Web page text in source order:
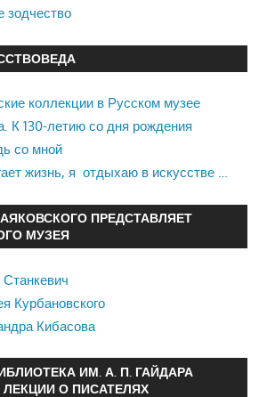
зодчество
коллекции в Русском музее
К 130-летию со дня рождения
со мной
жизнь, я отдыхаю в искусстве …
ПРЕДСТАВЛЯЕТ
МУЗЕЯ
Курбановского
Кибасова
ИМ. А. П. ГАЙДАРА
ЛЕКЦИИ О ПИСАТЕЛЯХ